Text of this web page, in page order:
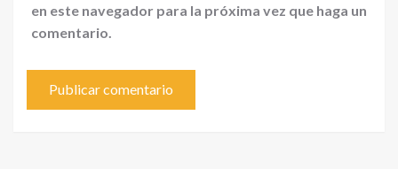
en este navegador para la próxima vez que haga un
comentario.